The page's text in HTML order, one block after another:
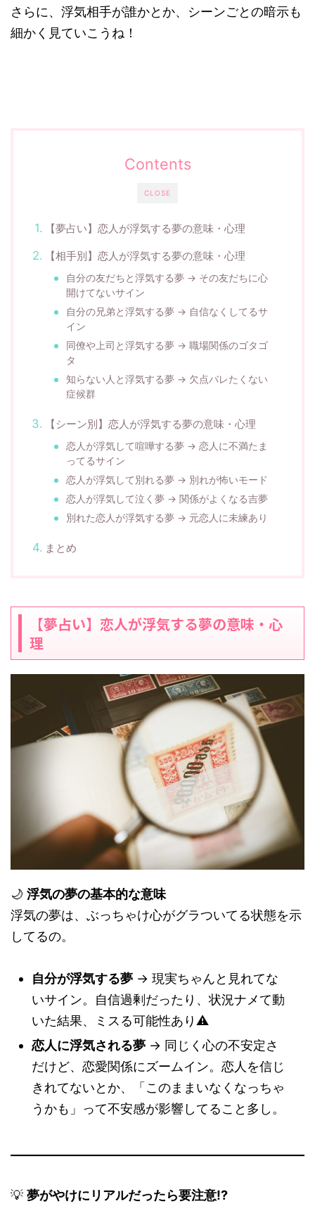
さらに、浮気相手が誰かとか、シーンごとの暗示も
細かく見ていこうね！
CLOSE
Contents
【夢占い】恋人が浮気する夢の意味・心理
【相手別】恋人が浮気する夢の意味・心理
自分の友だちと浮気する夢 → その友だちに心
開けてないサイン
自分の兄弟と浮気する夢 → 自信なくしてるサ
イン
同僚や上司と浮気する夢 → 職場関係のゴタゴ
タ
知らない人と浮気する夢 → 欠点バレたくない
症候群
【シーン別】恋人が浮気する夢の意味・心理
恋人が浮気して喧嘩する夢 → 恋人に不満たま
ってるサイン
恋人が浮気して別れる夢 → 別れが怖いモード
恋人が浮気して泣く夢 → 関係がよくなる吉夢
別れた恋人が浮気する夢 → 元恋人に未練あり
まとめ
【夢占い】恋人が浮気する夢の意味・心
理
🌙 浮気の夢の基本的な意味
浮気の夢は、ぶっちゃけ心がグラついてる状態を示
してるの。
自分が浮気する夢 → 現実ちゃんと見れてな
いサイン。自信過剰だったり、状況ナメて動
いた結果、ミスる可能性あり⚠️
恋人に浮気される夢 → 同じく心の不安定さ
だけど、恋愛関係にズームイン。恋人を信じ
きれてないとか、「このままいなくなっちゃ
うかも」って不安感が影響してること多し。
💡 夢がやけにリアルだったら要注意!?